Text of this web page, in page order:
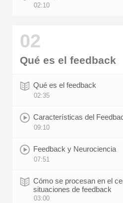
02:10
02
Qué es el feedback
Qué es el feedback
02:35
Características del
09:10
Feedback y Neurociencia
07:51
Cómo se procesan en el
situaciones de feedback
03:00